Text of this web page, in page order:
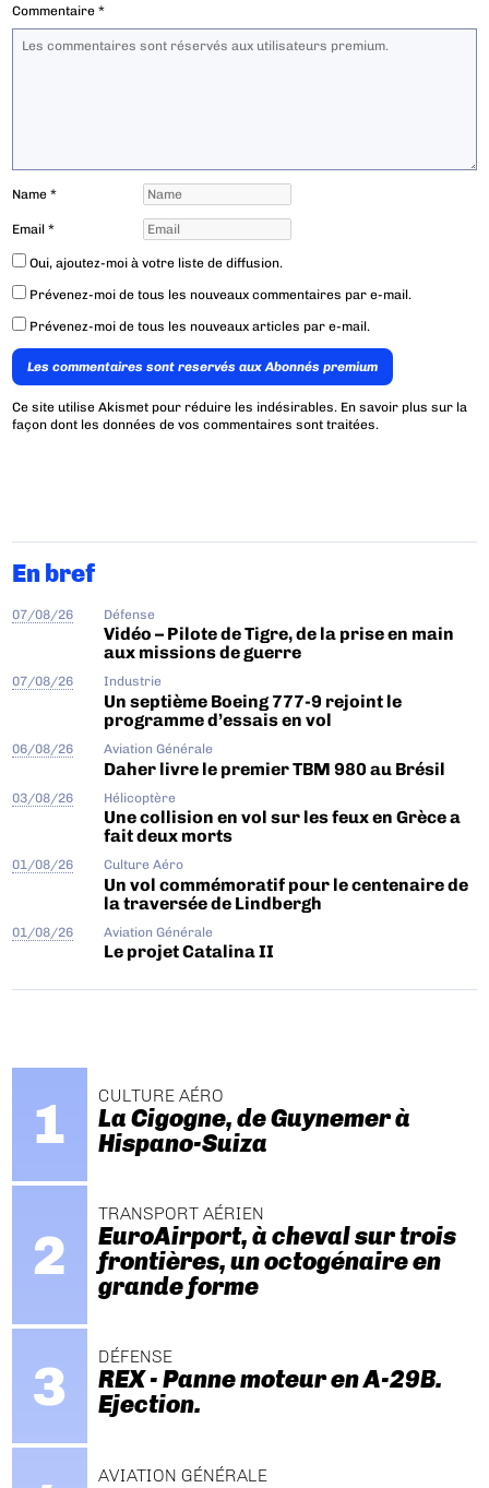
Commentaire*
Name*
Email*
Oui, ajoutez-moi à votre liste de diffusion.
Prévenez-moi de tous les nouveaux commentaires par e-mail.
Prévenez-moi de tous les nouveaux articles par e-mail.
Les commentaires sont reservés aux Abonnés premium
Ce site utilise Akismet pour réduire les indésirables. En savoir plus sur la
façon dont les données de vos commentaires sont traitées.
En bref
07/08/26 Défense
Vidéo – Pilote de Tigre, de la prise en main
aux missions de guerre
07/08/26 Industrie
Un septième Boeing 777-9 rejoint le
programme d’essais en vol
06/08/26 Aviation Générale
Daher livre le premier TBM 980 au Brésil
03/08/26 Hélicoptère
Une collision en vol sur les feux en Grèce a
fait deux morts
01/08/26 Culture Aéro
Un vol commémoratif pour le centenaire de
la traversée de Lindbergh
01/08/26 Aviation Générale
Le projet Catalina II
CULTURE AÉRO
La Cigogne, de Guynemer à
Hispano-Suiza
TRANSPORT AÉRIEN
EuroAirport, à cheval sur trois
frontières, un octogénaire en
grande forme
DÉFENSE
REX - Panne moteur en A-29B.
Ejection.
AVIATION GÉNÉRALE